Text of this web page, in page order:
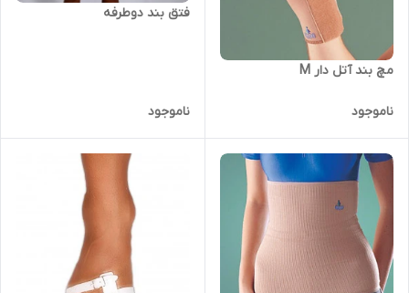
مچ بند آتل دار M
ناموجود
فتق بند دوطرفه
ناموجود